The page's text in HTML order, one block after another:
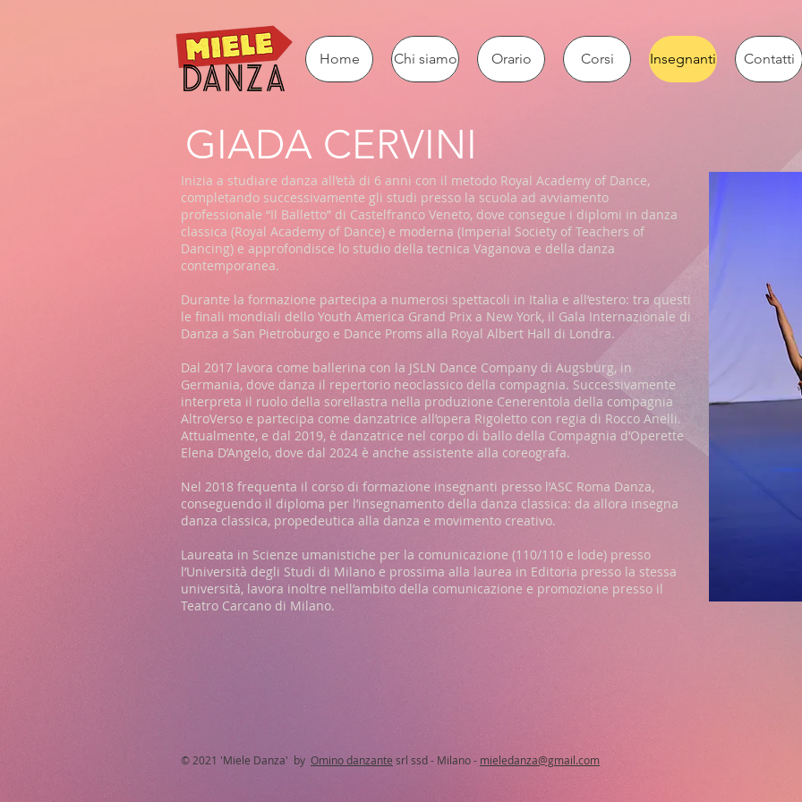
Home Chi siamo Orario Corsi Insegnanti Contatti
GIADA CERVINI
Inizia a studiare danza all’età di 6 anni con il metodo Royal Academy of Dance,
completando successivamente gli studi presso la scuola ad avviamento
professionale “Il Balletto” di Castelfranco Veneto, dove consegue i diplomi in danza
classica (Royal Academy of Dance) e moderna (Imperial Society of Teachers of
Dancing) e approfondisce lo studio della tecnica Vaganova e della danza
contemporanea.
Durante la formazione partecipa a numerosi spettacoli in Italia e all’estero: tra questi
le finali mondiali dello Youth America Grand Prix a New York, il Gala Internazionale di
Danza a San Pietroburgo e Dance Proms alla Royal Albert Hall di Londra.
Dal 2017 lavora come ballerina con la JSLN Dance Company di Augsburg, in
Germania, dove danza il repertorio neoclassico della compagnia. Successivamente
interpreta il ruolo della sorellastra nella produzione Cenerentola della compagnia
AltroVerso e partecipa come danzatrice all’opera Rigoletto con regia di Rocco Anelli.
Attualmente, e dal 2019, è danzatrice nel corpo di ballo della Compagnia d’Operette
Elena D’Angelo, dove dal 2024 è anche assistente alla coreografa.
Nel 2018 frequenta il corso di formazione insegnanti presso l’ASC Roma Danza,
conseguendo il diploma per l’insegnamento della danza classica: da allora insegna
danza classica, propedeutica alla danza e movimento creativo.
Laureata in Scienze umanistiche per la comunicazione (110/110 e lode) presso
l’Università degli Studi di Milano e prossima alla laurea in Editoria presso la stessa
università, lavora inoltre nell’ambito della comunicazione e promozione presso il
Teatro Carcano di Milano.
© 2021 'Miele Danza' by Omino danzante srl ssd - Milano - mieledanza@gmail.com